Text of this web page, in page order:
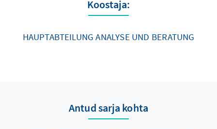
Koostaja:
HAUPTABTEILUNG ANALYSE UND BERATUNG
Antud sarja kohta